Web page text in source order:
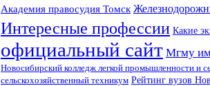
Академия правосудия Томск
Интересные профессии Какие
официальный сайт Мгму им
Новосибирский колледж легкой промышленности и
сельскохозяйственный техникум Рейтинг вузов